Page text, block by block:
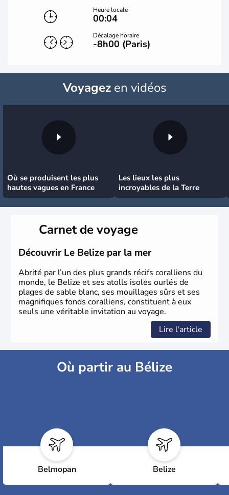
Heure locale
00:04
Décalage horaire
-8h00 (Paris)
Voyagezen vidéos
Où se produisent les plus
hautes vagues en France
Les lieux les plus
incroyables de la Terre
Carnet de voyage
Découvrir Le Belize par la mer
Abrité par l’un des plus grands récifs coralliens du
monde, le Belize et ses atolls isolés ourlés de
plages de sable blanc, ses mouillages sûrs et ses
magnifiques fonds coralliens, constituent à eux
seuls une véritable invitation au voyage.
Lire l'article
Où partir au Bélize
Belmopan Belize